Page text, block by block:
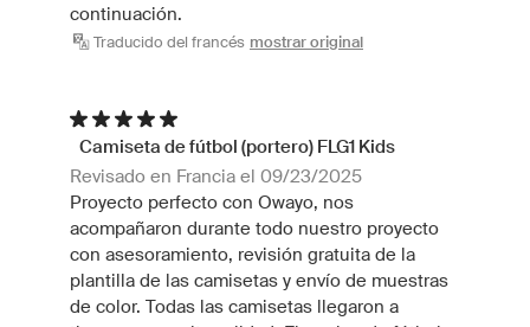
continuación.
Traducido del francés mostrar original
Camiseta de fútbol (portero) FLG1 Kids
Revisado en Francia el 09/23/2025
Proyecto perfecto con Owayo, nos
acompañaron durante todo nuestro proyecto
con asesoramiento, revisión gratuita de la
plantilla de las camisetas y envío de muestras
de color. Todas las camisetas llegaron a